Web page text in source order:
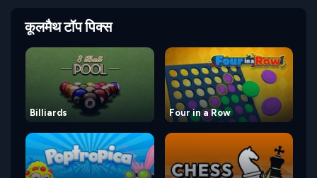
कूलमैथ टॉप पिक्स
Billiards Four in a Row